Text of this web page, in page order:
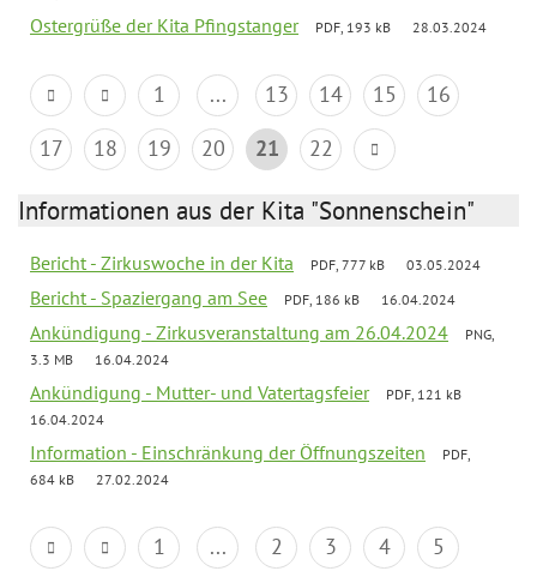
Ostergrüße der Kita Pfingstanger PDF, 193 kB 28.03.2024
1 ... 13 14 15
16
17
18 19 20 21 22
Informationen aus der Kita "Sonnenschein"
Bericht - Zirkuswoche in der Kita PDF, 777 kB 03.05.2024
Bericht - Spaziergang am See PDF, 186 kB 16.04.2024
Ankündigung - Zirkusveranstaltung am 26.04.2024
PNG,
3.3 MB
16.04.2024
Ankündigung - Mutter- und Vatertagsfeier
PDF, 121 kB
16.04.2024
Information - Einschränkung der Öffnungszeiten
PDF,
684 kB
27.02.2024
1 ... 2 3 4
5